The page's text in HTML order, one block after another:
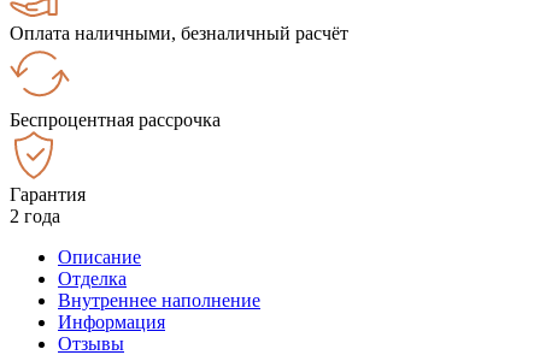
Оплата наличными, безналичный расчёт
Беспроцентная рассрочка
Гарантия
2 года
Описание
Отделка
Внутреннее наполнение
Информация
Отзывы